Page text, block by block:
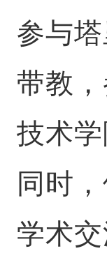
参与
带教
技术学
同时
学术